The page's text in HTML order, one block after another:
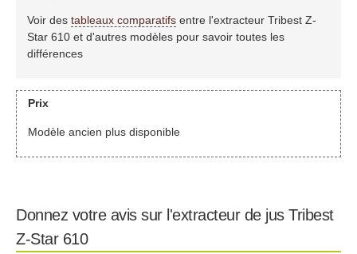
Voir des tableaux comparatifsentre l'extracteur Tribest Z-
Star 610 et d'autres modèles pour savoir toutes les
différences
Prix
Modèle ancien plus disponible
Donnez votre avis sur l'extracteur de jus Tribest
Z-Star 610